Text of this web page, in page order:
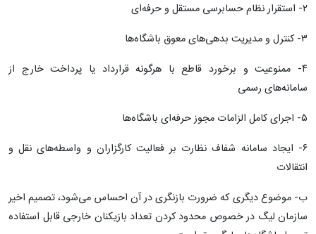
۲- استقرار نظام حسابرسی مستقل و حرفه‌ای
۳- کنترل و مدیریت بدهی‌های معوق باشگاه‌ها
۴- ممنوعیت و برخورد قاطع با هرگونه قرارداد یا پرداخت خارج از
سامانه‌های رسمی
۵- اجرای کامل الزامات مجوز حرفه‌ای باشگاه‌ها
۶- ایجاد سامانه شفاف نظارت بر فعالیت کارگزاران و واسطه‌های نقل و
انتقالات
ب- موضوع دیگری که ضرورت بازنگری در آن احساس می‌شود، تصمیم اخیر
سازمان لیگ در خصوص محدود کردن تعداد بازیکنان خارجی قابل استفاده